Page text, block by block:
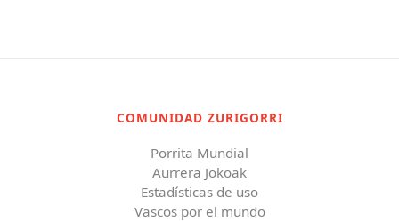
COMUNIDAD ZURIGORRI
Porrita Mundial
Aurrera Jokoak
Estadísticas de uso
Vascos por el mundo